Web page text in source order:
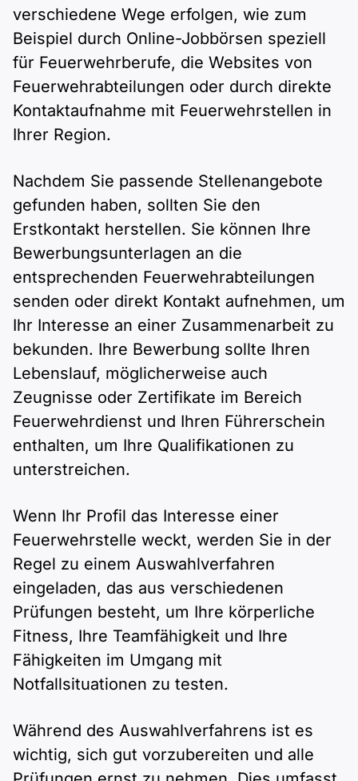
verschiedene Wege erfolgen, wie zum
Beispiel durch Online-Jobbörsen speziell
für Feuerwehrberufe, die Websites von
Feuerwehrabteilungen oder durch direkte
Kontaktaufnahme mit Feuerwehrstellen in
Ihrer Region.
Nachdem Sie passende Stellenangebote
gefunden haben, sollten Sie den
Erstkontakt herstellen. Sie können Ihre
Bewerbungsunterlagen an die
entsprechenden Feuerwehrabteilungen
senden oder direkt Kontakt aufnehmen, um
Ihr Interesse an einer Zusammenarbeit zu
bekunden. Ihre Bewerbung sollte Ihren
Lebenslauf, möglicherweise auch
Zeugnisse oder Zertifikate im Bereich
Feuerwehrdienst und Ihren Führerschein
enthalten, um Ihre Qualifikationen zu
unterstreichen.
Wenn Ihr Profil das Interesse einer
Feuerwehrstelle weckt, werden Sie in der
Regel zu einem Auswahlverfahren
eingeladen, das aus verschiedenen
Prüfungen besteht, um Ihre körperliche
Fitness, Ihre Teamfähigkeit und Ihre
Fähigkeiten im Umgang mit
Notfallsituationen zu testen.
Während des Auswahlverfahrens ist es
wichtig, sich gut vorzubereiten und alle